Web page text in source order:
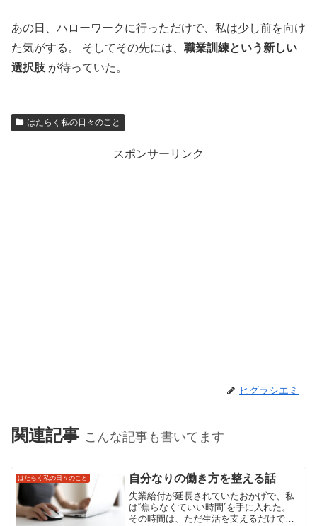
あの日、ハローワークに行っただけで、私は少し前を向け
た気がする。 そしてその先には、 職業訓練という新しい
選択肢 が待っていた。
はたらく私の日々のこと
スポンサーリンク
ヒグラシエミ
関連記事 こんな記事も書いてます
はたらく私の日々のこと 自分なりの働き方を整える話
失業給付が延長されていたおかげで、私
は“焦らなくていい時間”を手に入れた。
その時間は、ただ生活を支えるだけでは